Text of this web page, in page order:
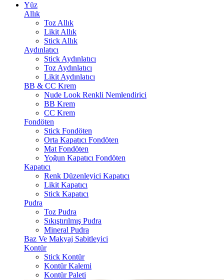
Yüz
Allık
Toz Allık
Likit Allık
Stick Allık
Aydınlatıcı
Stick Aydınlatıcı
Toz Aydınlatıcı
Likit Aydınlatıcı
BB & CC Krem
Nude Look Renkli Nemlendirici
BB Krem
CC Krem
Fondöten
Stick Fondöten
Orta Kapatıcı Fondöten
Mat Fondöten
Yoğun Kapatıcı Fondöten
Kapatıcı
Renk Düzenleyici Kapatıcı
Likit Kapatıcı
Stick Kapatıcı
Pudra
Toz Pudra
Sıkıştırılmış Pudra
Mineral Pudra
Baz Ve Makyaj Sabitleyici
Kontür
Stick Kontür
Kontür Kalemi
Kontür Paleti